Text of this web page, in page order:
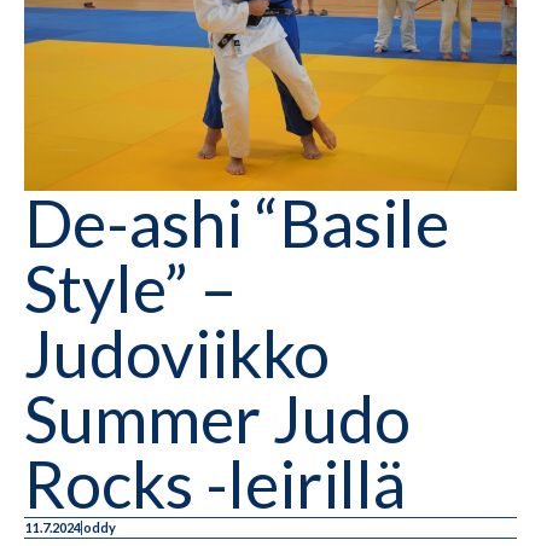
De-ashi “Basile
Style” –
Judoviikko
Summer Judo
Rocks -leirillä
11.7.2024oddy